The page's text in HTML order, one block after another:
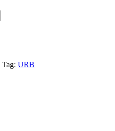
Tag: URB